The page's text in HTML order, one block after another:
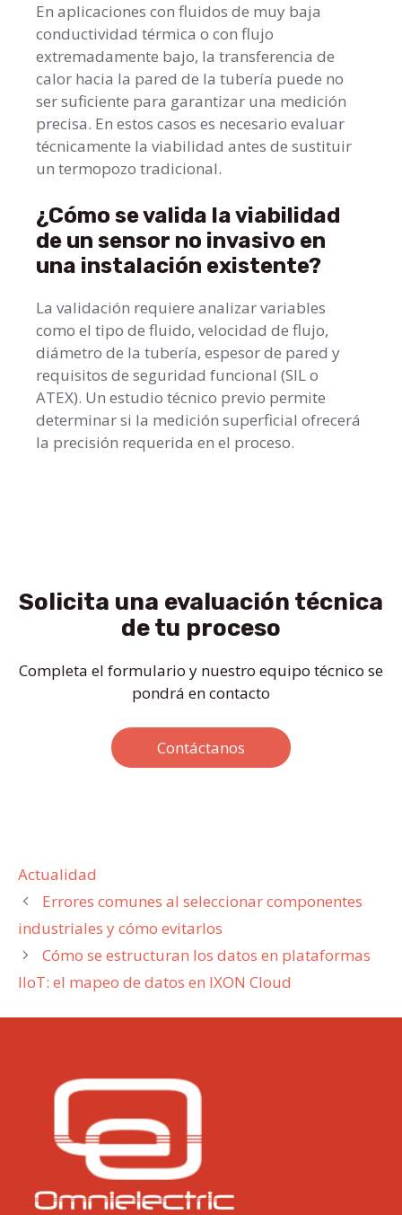
En aplicaciones con fluidos de muy baja
conductividad térmica o con flujo
extremadamente bajo, la transferencia de
calor hacia la pared de la tubería puede no
ser suficiente para garantizar una medición
precisa. En estos casos es necesario evaluar
técnicamente la viabilidad antes de sustituir
un termopozo tradicional.
¿Cómo se valida la viabilidad
de un sensor no invasivo en
una instalación existente?
La validación requiere analizar variables
como el tipo de fluido, velocidad de flujo,
diámetro de la tubería, espesor de pared y
requisitos de seguridad funcional (SIL o
ATEX). Un estudio técnico previo permite
determinar si la medición superficial ofrecerá
la precisión requerida en el proceso.
Solicita una evaluación técnica
de tu proceso
Completa el formulario y nuestro equipo técnico se
pondrá en contacto
Contáctanos
Categorías
Actualidad
Errores comunes al seleccionar componentes
industriales y cómo evitarlos
Cómo se estructuran los datos en plataformas
IIoT: el mapeo de datos en IXON Cloud